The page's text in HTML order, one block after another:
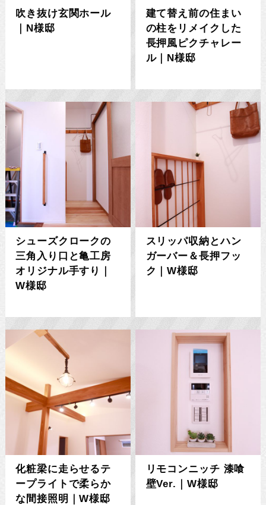
吹き抜け玄関ホール
｜N様邸
建て替え前の住まい
の柱をリメイクした
長押風ピクチャレー
ル｜N様邸
シューズクロークの
三角入り口と亀工房
オリジナル手すり｜
W様邸
スリッパ収納とハン
ガーバー＆長押フッ
ク｜W様邸
化粧梁に走らせるテ
ープライトで柔らか
な間接照明｜W様邸
リモコンニッチ 漆喰
壁Ver.｜W様邸